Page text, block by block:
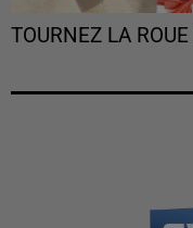
TOURNEZ LA